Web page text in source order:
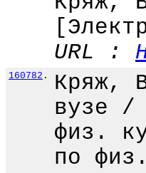
URL :
160782 .
Кряж,
вузе /
физ.
по